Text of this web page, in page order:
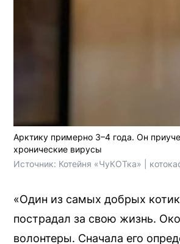
Арктику примерно 3–4 года. Он
хронические вирусы
Источник: Котейня «ЧуКОТка» |
«Один из самых добрых
пострадал за свою жизнь.
волонтеры. Сначала его